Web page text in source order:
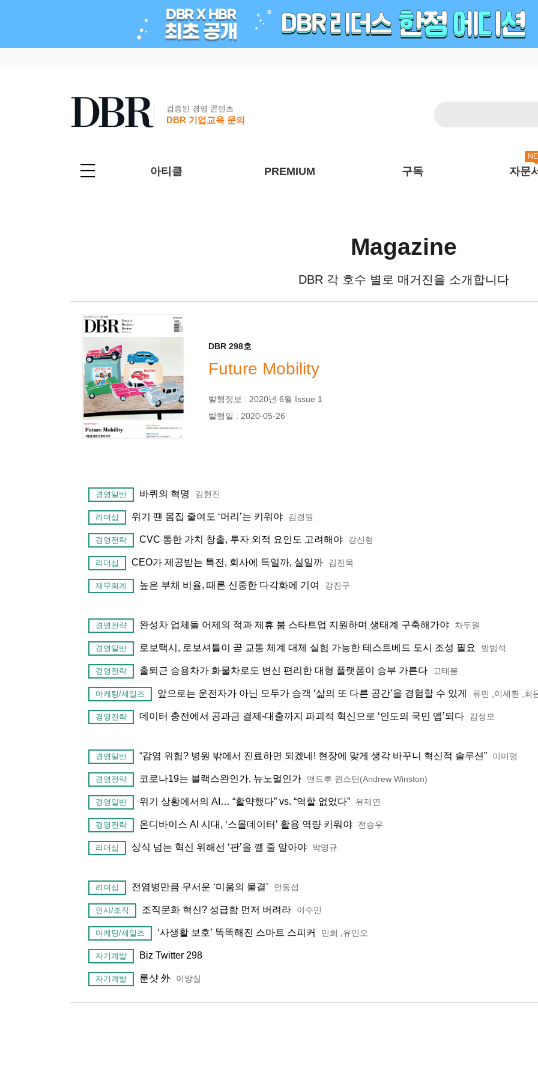
검증된 경영 콘텐츠
DBR 기업교육 문의
아티클 PREMIUM 구독 자문
Magazine
DBR 각 호수 별로 매거진을 소개합니다
DBR 298호
Future Mobility
발행정보 : 2020년 6월 Issue 1
발행일 : 2020-05-26
경영일반 바퀴의 혁명 김현진
리더십 위기 땐 몸집 줄여도 ‘머리’는 키워야 김경원
경영전략 CVC 통한 가치 창출, 투자 외적 요인도 고려해야 강신형
리더십 CEO가 제공받는 특전, 회사에 득일까, 실일까 김진욱
재무회계 높은 부채 비율, 때론 신중한 다각화에 기여 강진구
경영전략 완성차 업체들 어제의 적과 제휴 붐 스타트업 지원하며 생태계 구축해가야 차두원
경영일반 로보택시, 로보셔틀이 곧 교통 체계 대체 실험 가능한 테스트베드 도시 조성 필요 방범석
경영전략 출퇴근 승용차가 화물차로도 변신 편리한 대형 플랫폼이 승부 가른다 고태봉
마케팅/세일즈 앞으로는 운전자가 아닌 모두가 승객 ‘삶의 또 다른 공간’을 경험할 수 있게 류민 ,이세환 ,최
경영전략 데이터 충전에서 공과금 결제-대출까지 파괴적 혁신으로 ‘인도의 국민 앱’되다 김성모
경영일반 “감염 위험? 병원 밖에서 진료하면 되겠네! 현장에 맞게 생각 바꾸니 혁신적 솔루션” 이미영
경영전략 코로나19는 블랙스완인가, 뉴노멀인가 앤드루 윈스턴(Andrew Winston)
경영일반 위기 상황에서의 AI… “활약했다” vs. “역할 없었다” 유재연
경영전략 온디바이스 AI 시대, ‘스몰데이터’ 활용 역량 키워야 전승우
리더십 상식 넘는 혁신 위해선 ‘판’을 깰 줄 알아야 박영규
리더십 전염병만큼 무서운 ‘미움의 물결’ 안동섭
인사/조직 조직문화 혁신? 성급함 먼저 버려라 이수민
마케팅/세일즈 ‘사생활 보호’ 똑똑해진 스마트 스피커 민희 ,유인오
자기계발 Biz Twitter 298
자기계발 룬샷 外 이방실